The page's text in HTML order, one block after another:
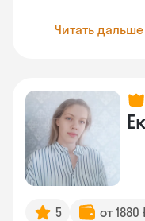
Читать дальше
5 от